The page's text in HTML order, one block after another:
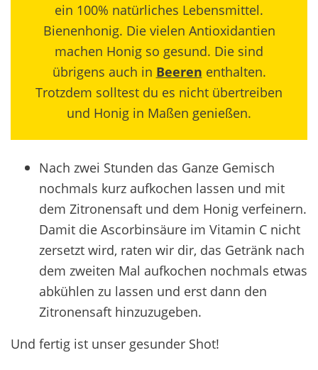
ein 100% natürliches Lebensmittel.
Bienenhonig. Die vielen Antioxidantien
machen Honig so gesund. Die sind
übrigens auch in Beeren enthalten.
Trotzdem solltest du es nicht übertreiben
und Honig in Maßen genießen.
Nach zwei Stunden das Ganze Gemisch
nochmals kurz aufkochen lassen und mit
dem Zitronensaft und dem Honig verfeinern.
Damit die Ascorbinsäure im Vitamin C nicht
zersetzt wird, raten wir dir, das Getränk nach
dem zweiten Mal aufkochen nochmals etwas
abkühlen zu lassen und erst dann den
Zitronensaft hinzuzugeben.
Und fertig ist unser gesunder Shot!